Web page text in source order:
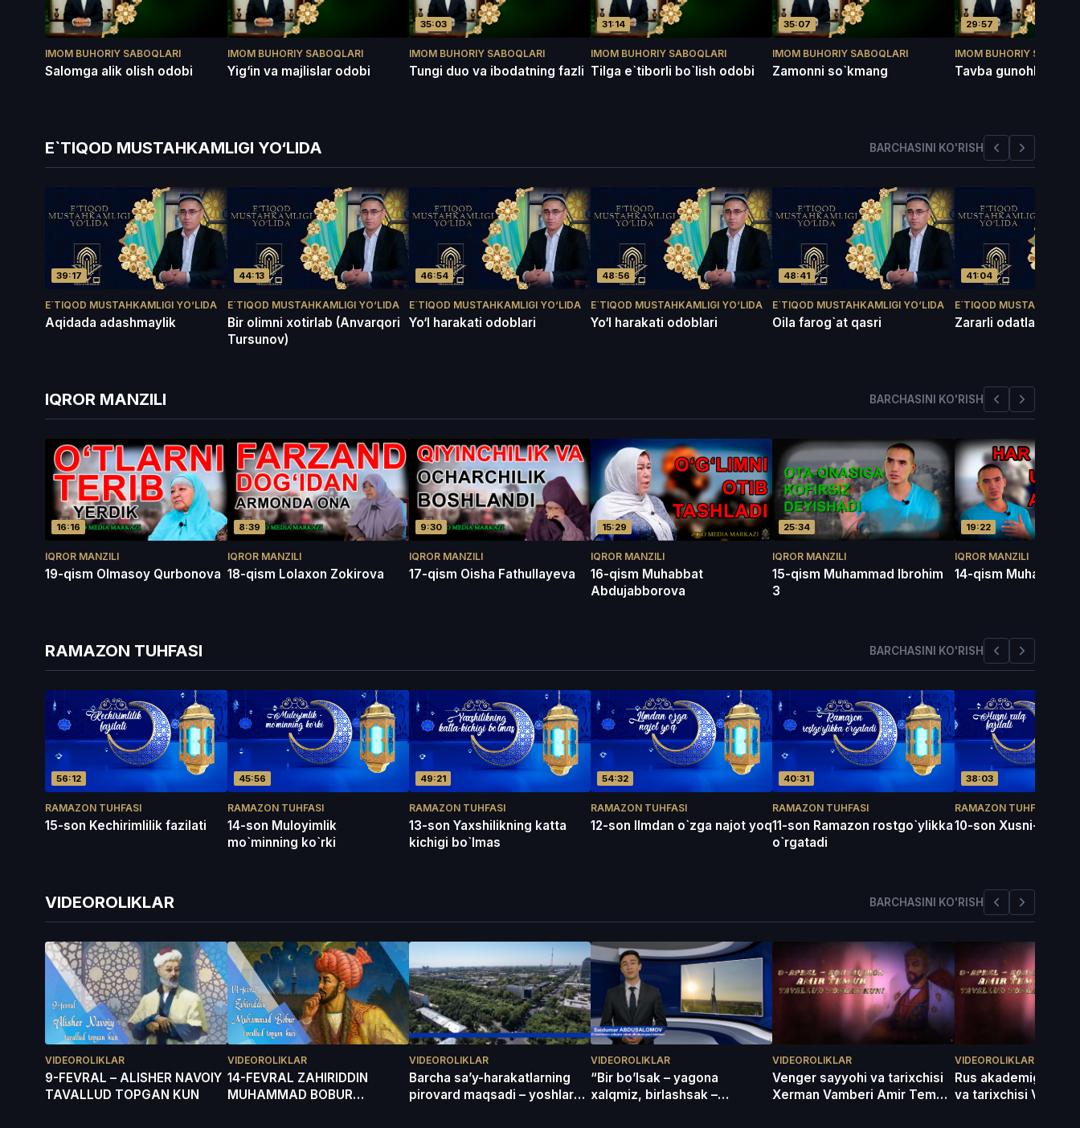
IMOM BUHORIY SABOQLARI
Salomga alik olish odobi
IMOM BUHORIY SABOQLARI
Yig‘in va majlislar odobi
35:03
IMOM BUHORIY SABOQLARI
Tungi duo va ibodatning fazli
31:14
IMOM BUHORIY SABOQLARI
Tilga e`tiborli bo`lish odobi
35:07
IMOM BUHORIY SABOQLARI
Zamonni so`kmang
29:57
IMOM BUHORIY
Tavba gunohlarni
E`TIQOD MUSTAHKAMLIGI YO‘LIDA BARCHASINI KO'RISH
39:17
E`TIQOD MUSTAHKAMLIGI YO‘LIDA
Aqidada adashmaylik
44:13
E`TIQOD MUSTAHKAMLIGI YO‘LIDA
Bir olimni xotirlab (Anvarqori
Tursunov)
46:54
E`TIQOD MUSTAHKAMLIGI YO‘LIDA
Yo‘l harakati odoblari
48:56
E`TIQOD MUSTAHKAMLIGI YO‘LIDA
Yo‘l harakati odoblari
48:41
E`TIQOD MUSTAHKAMLIGI YO‘LIDA
Oila farog`at qasri
41:04
E`TIQOD
Zararli odatlardan
IQROR MANZILI BARCHASINI KO'RISH
16:16
IQROR MANZILI
19-qism Olmasoy Qurbonova
8:39
IQROR MANZILI
18-qism Lolaxon Zokirova
9:30
IQROR MANZILI
17-qism Oisha Fathullayeva
15:29
IQROR MANZILI
16-qism Muhabbat
Abdujabborova
25:34
IQROR MANZILI
15-qism Muhammad Ibrohim
3
19:22
IQROR MANZILI
14-qism
RAMAZON TUHFASI BARCHASINI KO'RISH
56:12
RAMAZON TUHFASI
15-son Kechirimlilik fazilati
45:56
RAMAZON TUHFASI
14-son Muloyimlik
mo`minning ko`rki
49:21
RAMAZON TUHFASI
13-son Yaxshilikning katta
kichigi bo`lmas
54:32
RAMAZON TUHFASI
12-son Ilmdan o`zga najot yoq
40:31
RAMAZON TUHFASI
11-son Ramazon rostgo`ylikka
o`rgatadi
38:03
RAMAZON TUHFASI
10-son Xusni-xulq
VIDEOROLIKLAR BARCHASINI KO'RISH
VIDEOROLIKLAR
9-FEVRAL – ALISHER NAVOIY
TAVALLUD TOPGAN KUN
VIDEOROLIKLAR
14-FEVRAL ZAHIRIDDIN
MUHAMMAD BOBUR
VIDEOROLIKLAR
Barcha sa’y-harakatlarning
pirovard maqsadi – yoshlar
VIDEOROLIKLAR
“Bir bo’lsak – yagona
xalqmiz, birlashsak –
VIDEOROLIKLAR
Venger sayyohi va tarixchisi
Xerman Vamberi Amir Temur
VIDEOROLIKLAR
Rus akademigi,
va tarixchisi Vasiliy